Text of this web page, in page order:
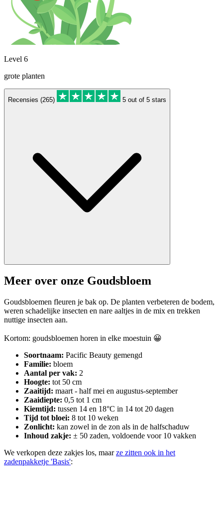
Level 6
grote planten
Recensies (265) 5 out of 5 stars
Meer over onze Goudsbloem
Goudsbloemen fleuren je bak op. De planten verbeteren de bodem,
weren schadelijke insecten en nare aaltjes in de mix en trekken
nuttige insecten aan.
Kortom: goudsbloemen horen in elke moestuin 😀
Soortnaam: Pacific Beauty gemengd
Familie: bloem
Aantal per vak: 2
Hoogte: tot 50 cm
Zaaitijd: maart - half mei en augustus-september
Zaaidiepte: 0,5 tot 1 cm
Kiemtijd: tussen 14 en 18°C in 14 tot 20 dagen
Tijd tot bloei: 8 tot 10 weken
Zonlicht: kan zowel in de zon als in de halfschaduw
Inhoud zakje: ± 50 zaden, voldoende voor 10 vakken
We verkopen deze zakjes los, maarze zitten ook in het
zadenpakketje 'Basis':